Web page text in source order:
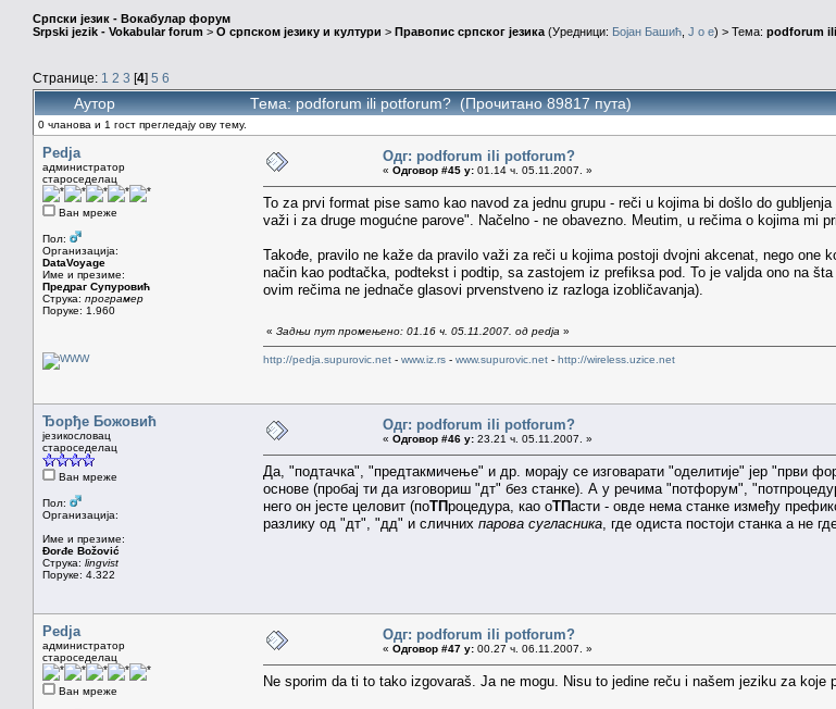
Српски језик - Вокабулар форум
Srpski jezik - Vokabular forum > О српском језику и култури > Правопис српског језика (Уредници: Бојан Башић J o e) > Тема: podforum
Странице: 1 2 3 [4] 5 6
Аутор Тема: podforum ili potforum? (Прочитано 89817 пута)
0 чланова и 1 гост прегледају ову тему.
Pedja
администратор
староседелац
Ван мреже
Пол:
Организација:
DataVoyage
Име и презиме:
Предраг Супуровић
Струка: програмер
Поруке: 1.960
Одг: podforum ili potforum?
« Одговор #45 у: 01.14 ч. 05.11.2007. »
To za prvi format pise samo kao navod za jednu grupu - reči u kojima bi došlo do
važi i za druge mogućne parove". Načelno - ne obavezno. Meutim, u rečima o kojima mi
Takođe, pravilo ne kaže da pravilo važi za reči u kojima postoji dvojni akcenat, nego one
način kao podtačka, podtekst i podtip, sa zastojem iz prefiksa pod. To je valjda ono na
ovim rečima ne jednače glasovi prvenstveno iz razloga izobličavanja).
« Задњи пут промењено: 01.16 ч. 05.11.2007. од pedja »
http://pedja.supurovic.net - www.iz.rs - www.supurovic.net - http://wireless.uzice.net
Ђорђе Божовић
језикословац
староседелац
Ван мреже
Пол:
Организација:
Име и презиме:
Đorđe Božović
Струка: lingvist
Поруке: 4.322
Одг: podforum ili potforum?
« Одговор #46 у: 23.21 ч. 05.11.2007. »
Да, "подтачка", "предтакмичење" и др. морају се изговарати "оделитије" јер "први
основе (пробај ти да изговориш "дт" без станке). А у речима "потфорум",
него он јесте целовит (поТПроцедура, као оТПасти - овде нема станке између
разлику од "дт", "дд" и сличних парова сугласника , где одиста постоји станка а не
Pedja
администратор
староседелац
Ван мреже
Одг: podforum ili potforum?
« Одговор #47 у: 00.27 ч. 06.11.2007. »
Ne sporim da ti to tako izgovaraš. Ja ne mogu. Nisu to jedine reču i našem jeziku za koje